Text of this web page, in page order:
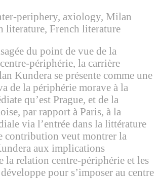
periphery, axiology, Milan
literature, French literature
du point de vue de la
périphérie, la carrière
Kundera se présente comme une
de la périphérie morave à la
qu’est Prague, et de la
par rapport à Paris, à la
via l’entrée dans la littérature
contribution veut montrer la
aux implications
la relation centre-périphérie et les
pour s’imposer au centre